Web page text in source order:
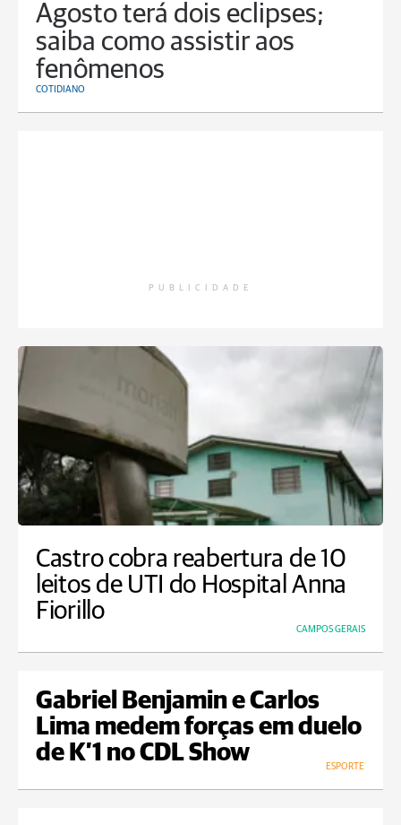
Agosto terá dois eclipses;
saiba como assistir aos
fenômenos
COTIDIANO
PUBLICIDADE
Castro cobra reabertura de 10
leitos de UTI do Hospital Anna
Fiorillo
CAMPOS GERAIS
Gabriel Benjamin e Carlos
Lima medem forças em duelo
de K’1 no CDL Show
ESPORTE